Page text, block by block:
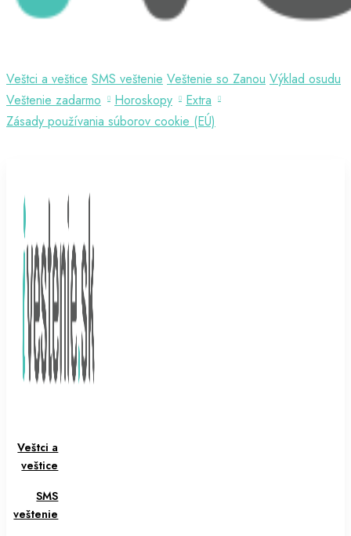
Veštci a veštice SMS veštenie Veštenie so Zanou Výklad osudu
Veštenie zadarmo
Horoskopy
Extra
Zásady používania súborov cookie (EÚ)
Veštci a
veštice
SMS
veštenie